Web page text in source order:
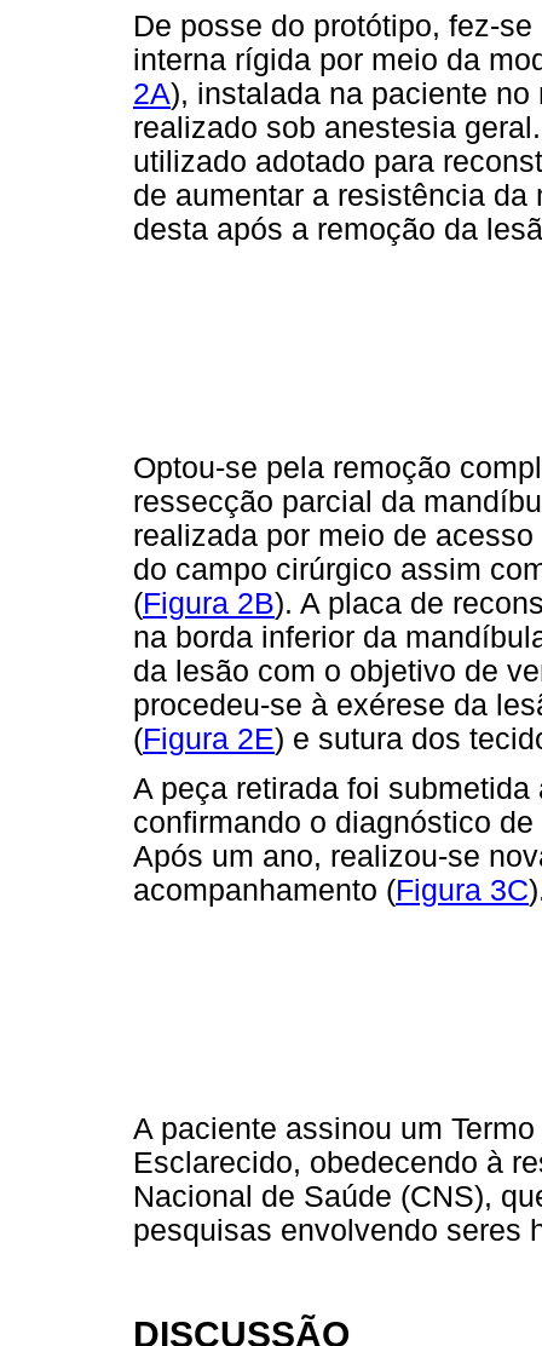
De posse do protótipo, fez-
interna rígida por meio da
2A), instalada na paciente
realizado sob anestesia
utilizado adotado para
de aumentar a resistência
desta após a remoção da
Optou-se pela remoção
ressecção parcial da
realizada por meio de
do campo cirúrgico assim
(Figura 2B). A placa de
na borda inferior da
da lesão com o objetivo de
procedeu-se à exérese da
(Figura 2E) e sutura dos
A peça retirada foi
confirmando o diagnóstico
Após um ano, realizou-se
acompanhamento (Figura 3C
A paciente assinou um
Esclarecido, obedecendo à
Nacional de Saúde (CNS),
pesquisas envolvendo seres
DISCUSSÃO